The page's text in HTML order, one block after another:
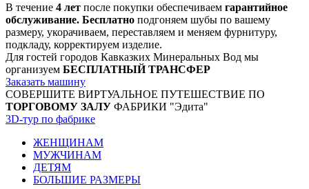
В течение 4 лет после покупки обеспечиваем гарантийное
обслуживание. Бесплатно подгоняем шубы по вашему
размеру, укорачиваем, переставляем и меняем фурнитуру,
подкладу, корректируем изделие.
Для гостей городов Кавказких Минеральных Вод мы
организуем БЕСПЛАТНЫЙ ТРАНСФЕР
Заказать машину
СОВЕРШИТЕ ВИРТУАЛЬНОЕ ПУТЕШЕСТВИЕ ПО
ТОРГОВОМУ ЗАЛУ ФАБРИКИ "Эдита"
3D-тур по фабрике
ЖЕНЩИНАМ
МУЖЧИНАМ
ДЕТЯМ
БОЛЬШИЕ РАЗМЕРЫ